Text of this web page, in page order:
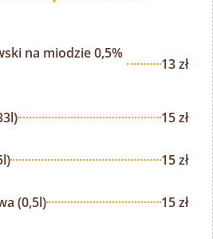
na miodzie 0,5%
13 zł
15 zł
15 zł
(0,5l) 15 zł